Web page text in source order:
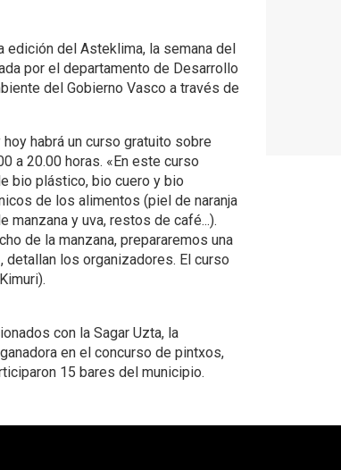
edición del Asteklima, la semana del
por el departamento de Desarrollo
del Gobierno Vasco a través de
habrá un curso gratuito sobre
a 20.00 horas. «En este curso
bio plástico, bio cuero y bio
de los alimentos (piel de naranja
manzana y uva, restos de café...).
de la manzana, prepararemos una
los organizadores. El curso
con la Sagar Uzta, la
en el concurso de pintxos,
15 bares del municipio.